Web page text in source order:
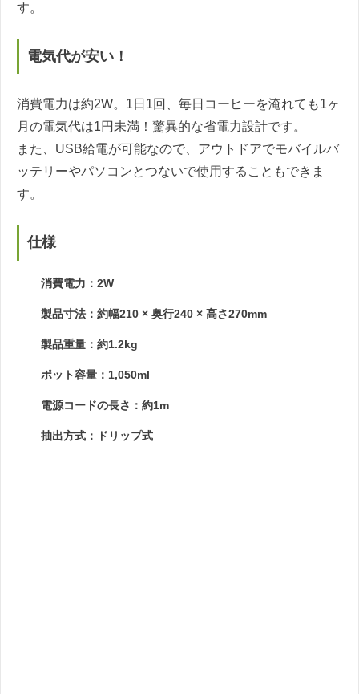
す。
電気代が安い！
消費電力は約2W。1日1回、毎日コーヒーを淹れても1ヶ
月の電気代は1円未満！驚異的な省電力設計です。
また、USB給電が可能なので、アウトドアでモバイルバ
ッテリーやパソコンとつないで使用することもできま
す。
仕様
消費電力：2W
製品寸法：約幅210 × 奥行240 × 高さ270mm
製品重量：約1.2kg
ポット容量：1,050ml
電源コードの長さ：約1m
抽出方式：ドリップ式